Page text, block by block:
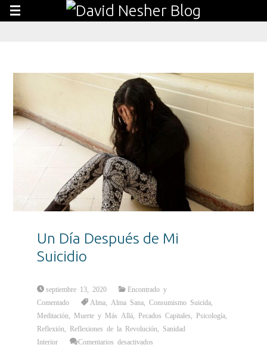
Un Día Después de Mi
Suicidio
septiembre 13, 2020
Encontrado y
Comentado
Alma Alma Sana ,Consumismo Suicida
Meditación
Muerte y Más Allá Pecados Capitales Psicología
Reflexión
Reflexiones de la Revolución
Sanidad
Interior
Comentarios desactivados